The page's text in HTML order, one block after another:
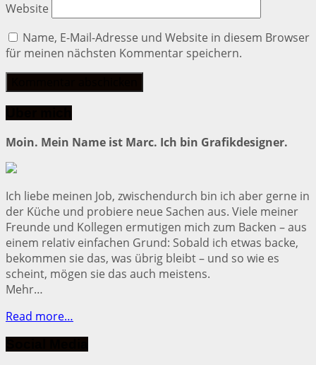
Website
Name, E-Mail-Adresse und Website in diesem Browser
für meinen nächsten Kommentar speichern.
Moin. Mein Name ist Marc. Ich bin Grafikdesigner.
Ich liebe meinen Job, zwischendurch bin ich aber gerne in
der Küche und probiere neue Sachen aus. Viele meiner
Freunde und Kollegen ermutigen mich zum Backen – aus
einem relativ einfachen Grund: Sobald ich etwas backe,
bekommen sie das, was übrig bleibt – und so wie es
scheint, mögen sie das auch meistens.
Mehr…
Read more…